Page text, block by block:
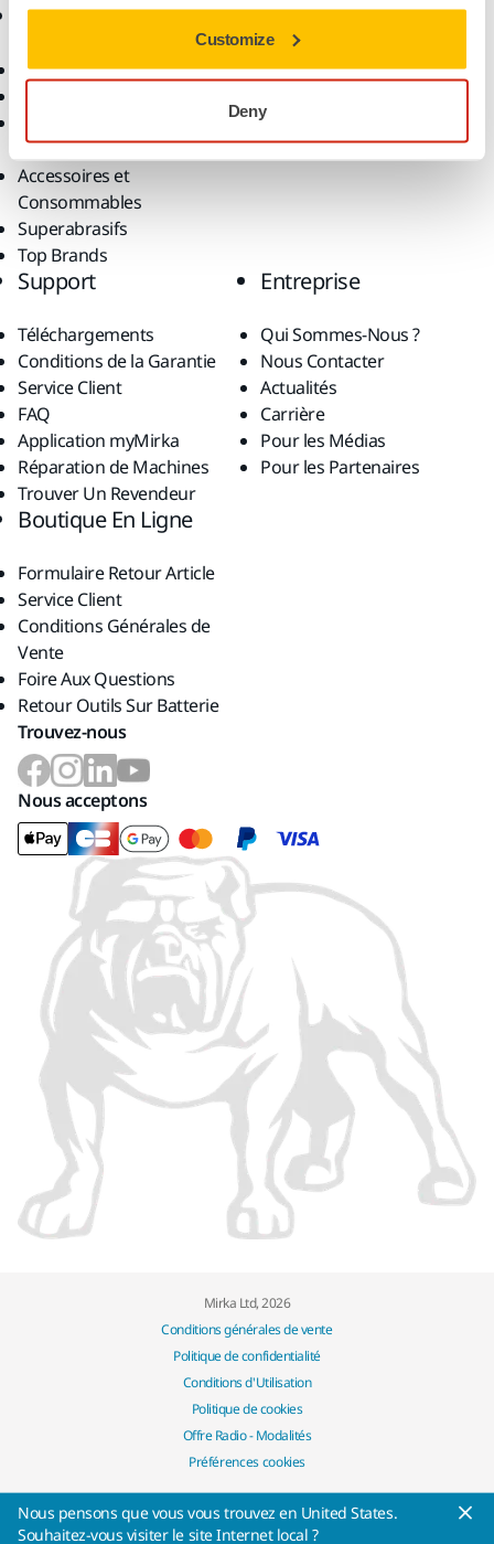
Customize
Deny
Produits
Outils Électroportatifs
Polissage
Accessoires et
Consommables
Superabrasifs
Top Brands
Savoir-Faire
Secteurs
Solutions
Support
Téléchargements
Conditions de la Garantie
Service Client
FAQ
Application myMirka
Réparation de Machines
Trouver Un Revendeur
Entreprise
Qui Sommes-Nous ?
Nous Contacter
Actualités
Carrière
Pour les Médias
Pour les Partenaires
Boutique En Ligne
Formulaire Retour Article
Service Client
Conditions Générales de
Vente
Foire Aux Questions
Retour Outils Sur Batterie
Trouvez-nous
Nous acceptons
Mirka Ltd, 2026
Conditions générales de vente
Politique de confidentialité
Conditions d'Utilisation
Politique de cookies
Offre Radio - Modalités
Préférences cookies
Nous pensons que vous vous trouvez en United States.
Souhaitez-vous visiter le site Internet local ?